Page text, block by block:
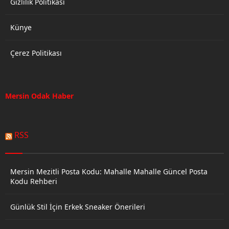
Künye
Çerez Politikası
Mersin Odak Haber
RSS
Mersin Mezitli Posta Kodu: Mahalle Mahalle Güncel Posta
Kodu Rehberi
Günlük Stil İçin Erkek Sneaker Önerileri